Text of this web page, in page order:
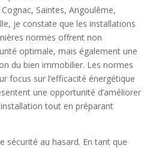
Saintes, Angoulême,
je constate que les installations
normes offrent non
optimale, mais également une
du bien immobilier. Les normes
focus sur l’efficacité énergétique
une opportunité d’améliorer
tout en préparant
sécurité au hasard. En tant que